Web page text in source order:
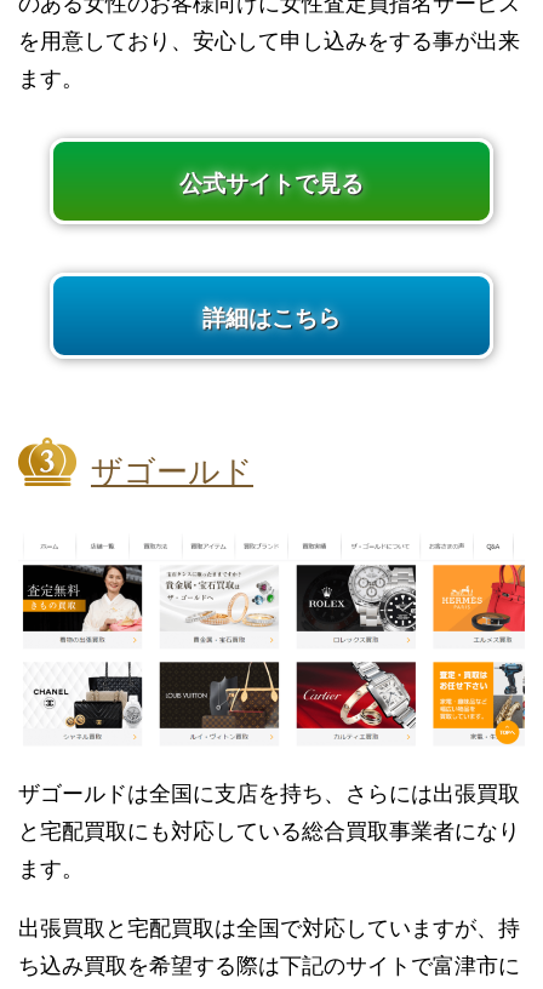
を用意しており、安心して申し込みをする事が出来
ます。
公式サイトで見る
詳細はこちら
ザゴールド
ザゴールドは全国に支店を持ち、さらには出張買取
と宅配買取にも対応している総合買取事業者になり
ます。
出張買取と宅配買取は全国で対応していますが、持
ち込み買取を希望する際は下記のサイトで富津市に